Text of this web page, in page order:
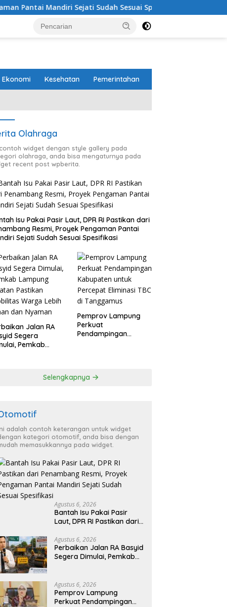
Sudah Sesuai Spesifikasi Perbaikan Jalan RA
Ekonomi Kesehatan Pemerintahan
Olahraga
widget dengan style gallery pada
olahraga, anda bisa mengaturnya pada
recent post wpberita.
Isu Pakai Pasir Laut, DPR RI Pastikan dari
Resmi, Proyek Pengaman Pantai
Sejati Sudah Sesuai Spesifikasi
Jalan RA
Segera
Pemkab
Pemprov Lampung
Perkuat
Pendampingan
Selengkapnya
adalah contoh keterangan untuk widget
kategori otomotif, anda bisa dengan
memasukkannya pada widget.
Agustus 6, 2026
Bantah Isu Pakai Pasir
Laut, DPR RI Pastikan dari
Pengaman Pantai Mandiri
Sejati Sudah Sesuai
Spesifikasi
Agustus 6, 2026
Perbaikan Jalan RA Basyid
Segera Dimulai, Pemkab
Aman dan Nyaman
Agustus 6, 2026
Pemprov Lampung
Perkuat Pendampingan